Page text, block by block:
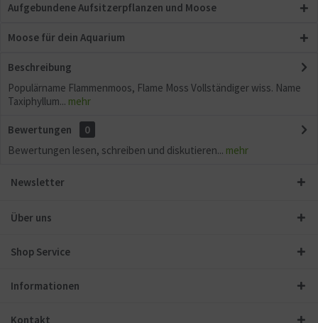
Aufgebundene Aufsitzerpflanzen und Moose
Moose für dein Aquarium
Beschreibung
Populärname Flammenmoos, Flame Moss Vollständiger wiss. Name
Taxiphyllum... mehr
Bewertungen
0
Bewertungen lesen, schreiben und diskutieren... mehr
Newsletter
Über uns
Shop Service
Informationen
Kontakt